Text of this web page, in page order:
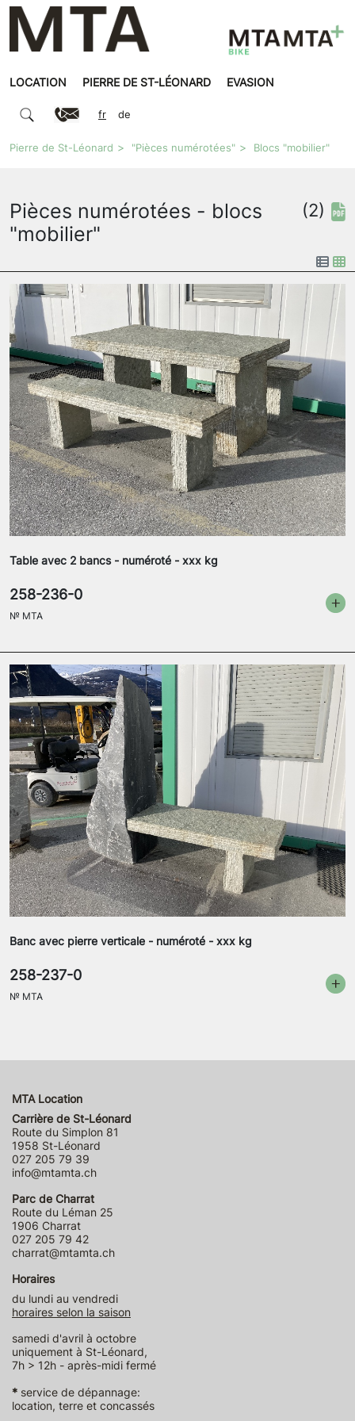
LOCATION PIERRE DE ST-LÉONARD EVASION
fr de
Pierre de St-Léonard "Pièces numérotées" Blocs "mobilier"
Pièces numérotées - blocs
"mobilier"
(2)
Table avec 2 bancs - numéroté - xxx kg
258-236-0
№ MTA
Banc avec pierre verticale - numéroté - xxx kg
258-237-0
№ MTA
MTA Location
Carrière de St-Léonard
Route du Simplon 81
1958 St-Léonard
027 205 79 39
info@mtamta.ch
Parc de Charrat
Route du Léman 25
1906 Charrat
027 205 79 42
charrat@mtamta.ch
Horaires
du lundi au vendredi
horaires selon la saison
samedi d'avril à octobre
uniquement à St-Léonard,
7h > 12h - après-midi fermé
* service de dépannage:
location, terre et concassés